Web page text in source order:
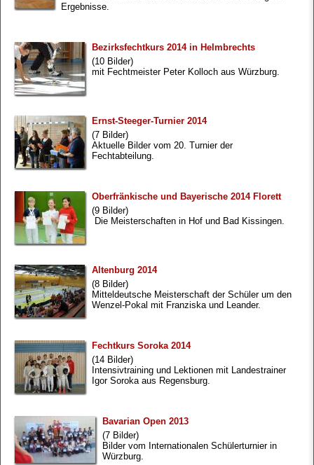
Ergebnisse.
Bezirksfechtkurs 2014 in Helmbrechts
(10 Bilder)
mit Fechtmeister Peter Kolloch aus Würzburg.
Ernst-Steeger-Turnier 2014
(7 Bilder)
Aktuelle Bilder vom 20. Turnier der
Fechtabteilung.
Oberfränkische und Bayerische 2014 Florett
(9 Bilder)
Die Meisterschaften in Hof und Bad Kissingen.
Altenburg 2014
(8 Bilder)
Mitteldeutsche Meisterschaft der Schüler um den
Wenzel-Pokal mit Franziska und Leander.
Fechtkurs Soroka 2014
(14 Bilder)
Intensivtraining und Lektionen mit Landestrainer
Igor Soroka aus Regensburg.
Bavarian Open 2013
(7 Bilder)
Bilder vom Internationalen Schülerturnier in
Würzburg.